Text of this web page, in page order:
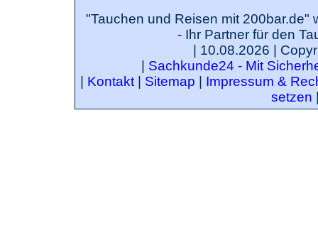
"Tauchen und Reisen mit 200bar.de"
- Ihr Partner für den
| 10.08.2026 |
Sachkunde24 - Mit
Kontakt| Sitemap
Impressum &
setzen